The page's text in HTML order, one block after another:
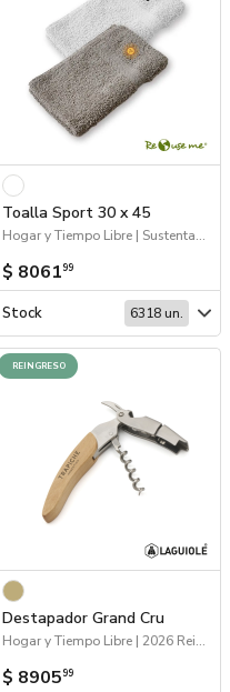
Toalla Sport 30 x 45
Hogar y Tiempo Libre | Sustentables
$ 806199
Stock 6318 un.
REINGRESO
Destapador Grand Cru
Hogar y Tiempo Libre | 2026 Reingresos
$ 890599